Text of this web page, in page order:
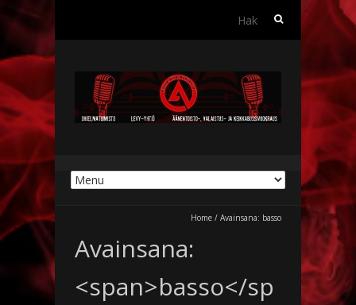
Haku:
Home / Avainsana: basso
Avainsana:
<span>basso</sp